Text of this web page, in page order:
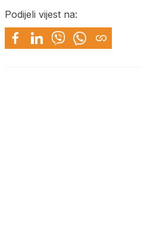
Podijeli vijest na: